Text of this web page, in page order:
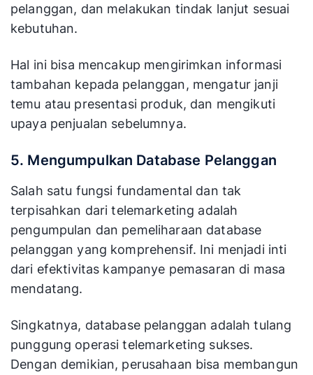
pelanggan, dan melakukan tindak lanjut sesuai
kebutuhan.
Hal ini bisa mencakup mengirimkan informasi
tambahan kepada pelanggan, mengatur janji
temu atau presentasi produk, dan mengikuti
upaya penjualan sebelumnya.
5. Mengumpulkan Database Pelanggan
Salah satu fungsi fundamental dan tak
terpisahkan dari telemarketing adalah
pengumpulan dan pemeliharaan database
pelanggan yang komprehensif. Ini menjadi inti
dari efektivitas kampanye pemasaran di masa
mendatang.
Singkatnya, database pelanggan adalah tulang
punggung operasi telemarketing sukses.
Dengan demikian, perusahaan bisa membangun